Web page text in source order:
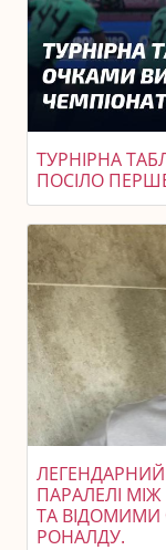
ТУРНІРНА
ПОСІЛО
ЛЕГЕНДАРНИЙ
ПАРАЛЕЛІ
ТА ВІДОМИМИ
РОНАЛДУ.